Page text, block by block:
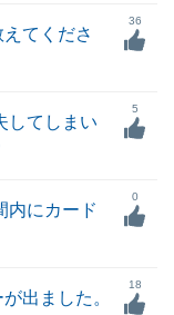
てくださ
36
してしまい
5
内にカード
0
出ました。
18